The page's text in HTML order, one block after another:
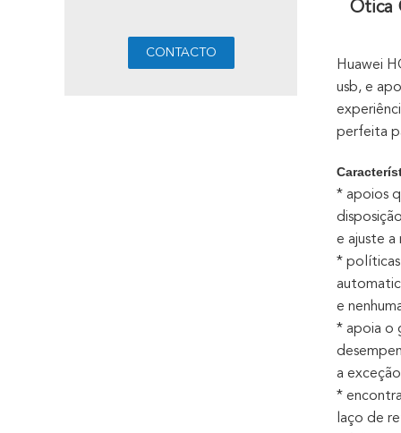
Ótica
Huawei
usb, e
perfeita
* apoios
e ajuste a
*
e
* apoia o
a
*
laço de